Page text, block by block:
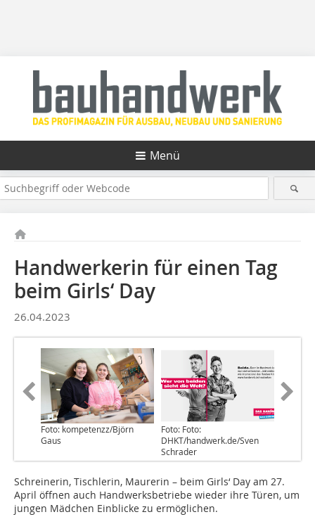
Menü
Handwerkerin für einen Tag
beim Girls‘ Day
26.04.2023
Foto: kompetenzz/Björn
Gaus
Foto: Foto:
DHKT/handwerk.de/Sven
Schrader
Schreinerin, Tischlerin, Maurerin – beim Girls‘ Day am 27.
April öffnen auch Handwerksbetriebe wieder ihre Türen, um
jungen Mädchen Einblicke zu ermöglichen.